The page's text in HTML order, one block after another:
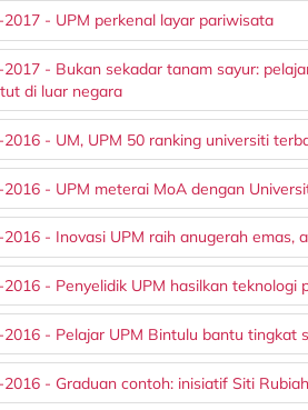
- UPM perkenal layar pariwisata
- Bukan sekadar tanam sayur:
di luar negara
- UM, UPM 50 ranking universiti
- UPM meterai MoA dengan
- Inovasi UPM raih anugerah emas,
- Penyelidik UPM hasilkan teknologi
- Pelajar UPM Bintulu bantu tingkat
- Graduan contoh: inisiatif Siti